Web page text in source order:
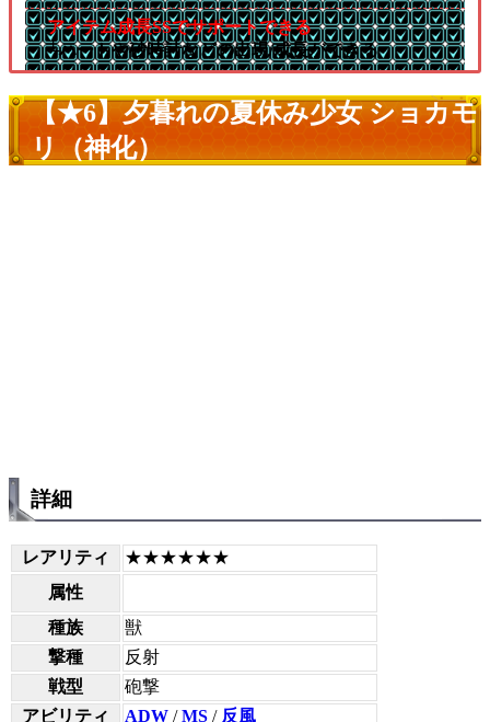
アイテム成長SSでサポートできる
└ハートや砂時計などの出現/成長ができる
【★6】夕暮れの夏休み少女 ショカモ
リ（神化）
詳細
レアリティ
★★★★★★
属性
種族
獣
撃種
反射
戦型
砲撃
アビリティ
ADW /MS / 反風